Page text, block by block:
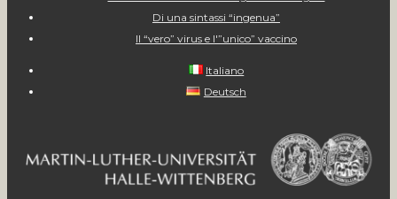
Di una sintassi “ingenua”
Il “vero” virus e l'”unico” vaccino
Italiano
Deutsch